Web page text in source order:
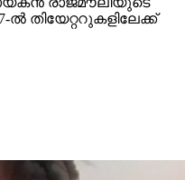
തിയേറ്ററുകളിലേക്ക്